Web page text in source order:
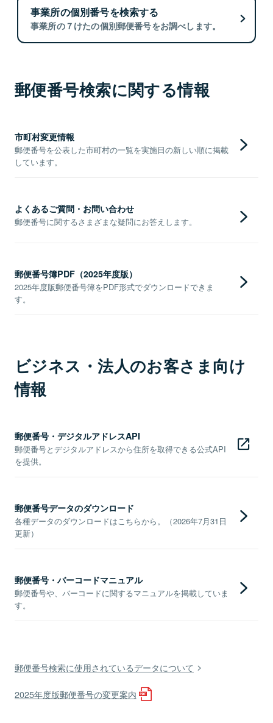
事業所の個別番号を検索する
事業所の７けたの個別郵便番号をお調べします。
郵便番号検索に関する情報
市町村変更情報
郵便番号を公表した市町村の一覧を実施日の新しい順に掲載
しています。
よくあるご質問・お問い合わせ
郵便番号に関するさまざまな疑問にお答えします。
郵便番号簿PDF（2025年度版）
2025年度版郵便番号簿をPDF形式でダウンロードできま
す。
ビジネス・法人のお客さま向け
情報
郵便番号・デジタルアドレスAPI
郵便番号とデジタルアドレスから住所を取得できる公式API
を提供。
郵便番号データのダウンロード
各種データのダウンロードはこちらから。（2026年7月31日
更新）
郵便番号・バーコードマニュアル
郵便番号や、バーコードに関するマニュアルを掲載していま
す。
郵便番号検索に使用されているデータについて
2025年度版郵便番号の変更案内